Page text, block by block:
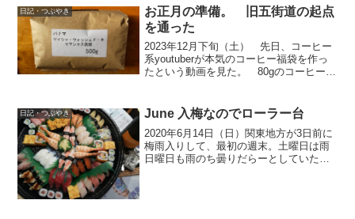
せして、”ときさかとうげ”に間違いない
と...
日記・つぶやき
お正月の準備。 旧五街道の起点
を通った
2023年12月下旬（土） 先日、コーヒー
系youtuberが本気のコーヒー福袋を作っ
たという動画を見た。 80gのコーヒー豆
料 なので買いかけた。 しばらく自
日記・つぶやき June 入梅なのでローラー台
2020年6月14日（日）関東地方が3日前に
梅雨入りして、最初の週末。土曜日は雨
日曜日も雨のち曇りだらーとしていた